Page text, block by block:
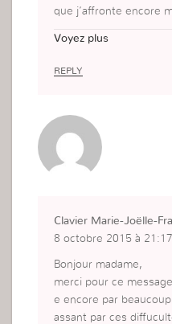
que j’affronte encore
comprends.que Dieu
Voyez plus
REPLY
Clavier Marie-Joëlle-
8 octobre 2015 à 21:17
Bonjour madame,
merci pour ce
e encore par
assant par ces